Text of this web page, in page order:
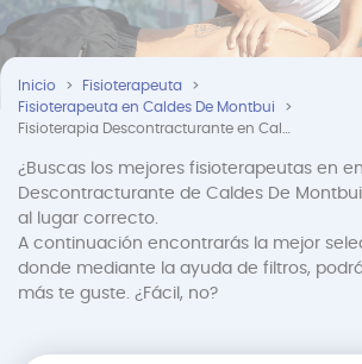
Inicio
Fisioterapeuta
Fisioterapeuta en Caldes De Montbui
¿Buscas los mejores fisioterapeutas en
Descontracturante de Caldes De
al lugar correcto.
A continuación encontrarás la mejor
donde mediante la ayuda de filtros,
más te guste. ¿Fácil, no?